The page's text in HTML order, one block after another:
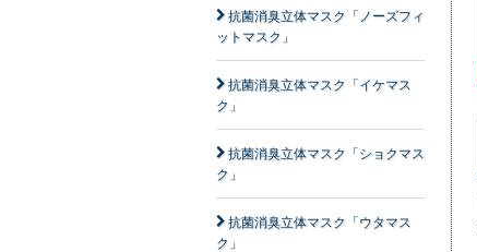
抗菌消臭立体マスク「ノーズフィ
ットマスク」
抗菌消臭立体マスク「イケマス
ク」
抗菌消臭立体マスク「ショクマス
ク」
抗菌消臭立体マスク「ウタマス
ク」